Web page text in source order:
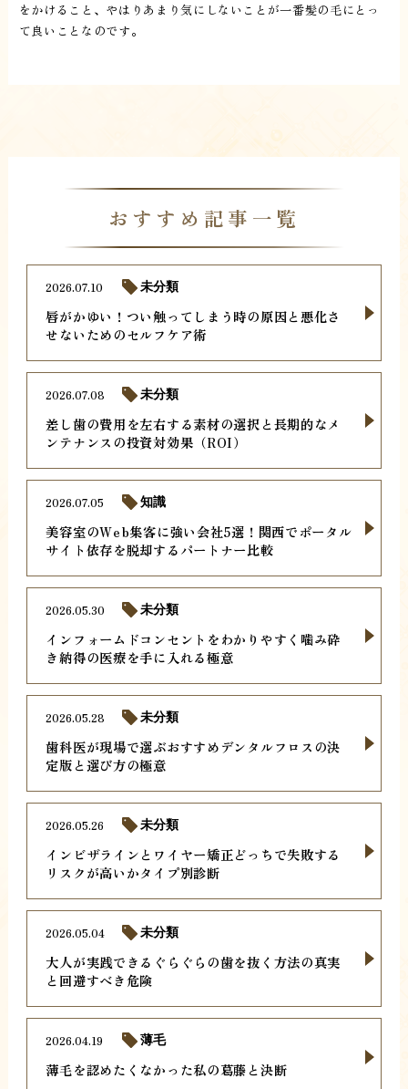
をかけること、やはりあまり気にしないことが一番髪の毛にとっ
て良いことなのです。
おすすめ記事一覧
唇がかゆい！つい触ってしまう時の原因と悪化さ
せないためのセルフケア術
2026.07.10 未分類
差し歯の費用を左右する素材の選択と長期的なメ
ンテナンスの投資対効果（ROI）
2026.07.08 未分類
美容室のWeb集客に強い会社5選！関西でポータル
サイト依存を脱却するパートナー比較
2026.07.05 知識
インフォームドコンセントをわかりやすく噛み砕
き納得の医療を手に入れる極意
2026.05.30 未分類
歯科医が現場で選ぶおすすめデンタルフロスの決
定版と選び方の極意
2026.05.28 未分類
インビザラインとワイヤー矯正どっちで失敗する
リスクが高いかタイプ別診断
2026.05.26 未分類
大人が実践できるぐらぐらの歯を抜く方法の真実
と回避すべき危険
2026.05.04 未分類
薄毛を認めたくなかった私の葛藤と決断
2026.04.19 薄毛